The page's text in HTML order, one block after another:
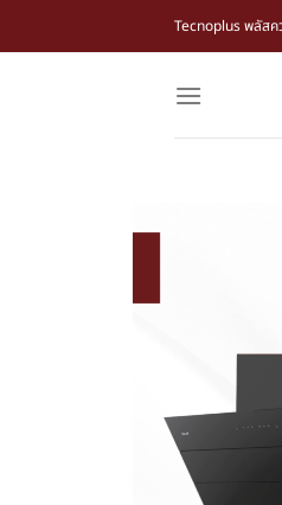
Tecnoplus พลัสค